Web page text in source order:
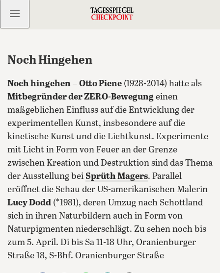
Kostenlos anmelden
Noch Hingehen
Noch hingehen – Otto Piene (1928-2014) hatte als
Mitbegründer der ZERO-Bewegung einen
maßgeblichen Einfluss auf die Entwicklung der
experimentellen Kunst, insbesondere auf die
kinetische Kunst und die Lichtkunst. Experimente
mit Licht in Form von Feuer an der Grenze
zwischen Kreation und Destruktion sind das Thema
der Ausstellung bei Sprüth Magers. Parallel
eröffnet die Schau der US-amerikanischen Malerin
Lucy Dodd (*1981), deren Umzug nach Schottland
sich in ihren Naturbildern auch in Form von
Naturpigmenten niederschlägt. Zu sehen noch bis
zum 5. April. Di bis Sa 11-18 Uhr, Oranienburger
Straße 18, S-Bhf. Oranienburger Straße